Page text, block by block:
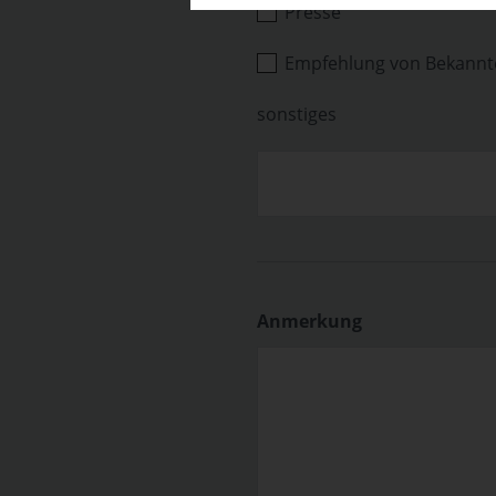
Presse
Empfehlung von
sonstiges
Anmerkung